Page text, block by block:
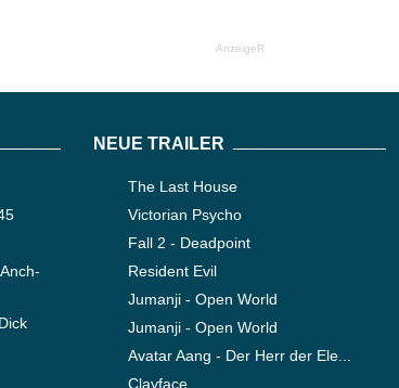
AnzeigeR
NEUE TRAILER
The Last House
Victorian Psycho
Fall 2 - Deadpoint
Resident Evil
Jumanji - Open World
Jumanji - Open World
Avatar Aang - Der Herr der Ele...
Clayface